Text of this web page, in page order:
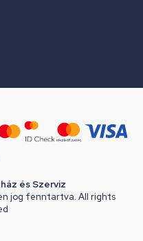
és Szerviz
jog fenntartva. All rights